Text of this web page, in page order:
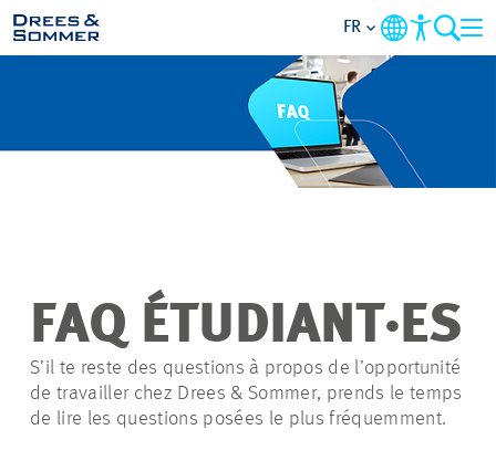
APERÇU
QUI NOUS SOMMES
CARRIÈRES
POSTULER
FR
FAQ ÉTUDIANT·ES
S’il te reste des questions à propos de l’opportunité
de travailler chez Drees & Sommer, prends le temps
de lire les questions posées le plus fréquemment.